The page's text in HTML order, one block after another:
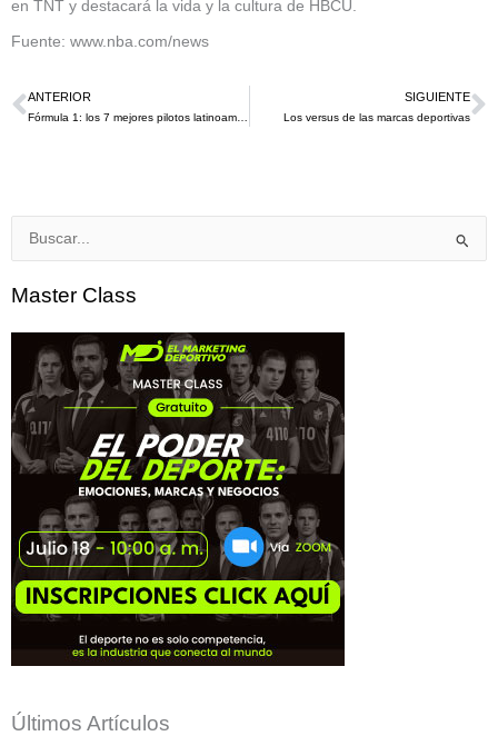
en TNT y destacará la vida y la cultura de HBCU.
Fuente: www.nba.com/news
Ant
ANTERIOR SIGUIENTE
Los versus de las marcas deportivas
Buscar
Master Class
Últimos Artículos